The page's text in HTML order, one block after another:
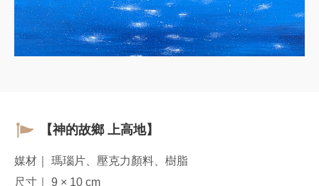
【神的故鄉 上高地】
媒材｜ 瑪瑙片、壓克力顏料、樹脂
尺寸｜ 9 × 10 cm